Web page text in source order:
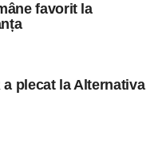
favorit la
a plecat la Alternativa